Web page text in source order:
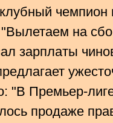
чемпион
на
зарплаты
"В Премьер-
продаже